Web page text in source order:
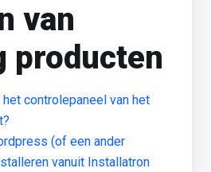
van
producten
controlepaneel van het
(of een ander
vanuit Installatron